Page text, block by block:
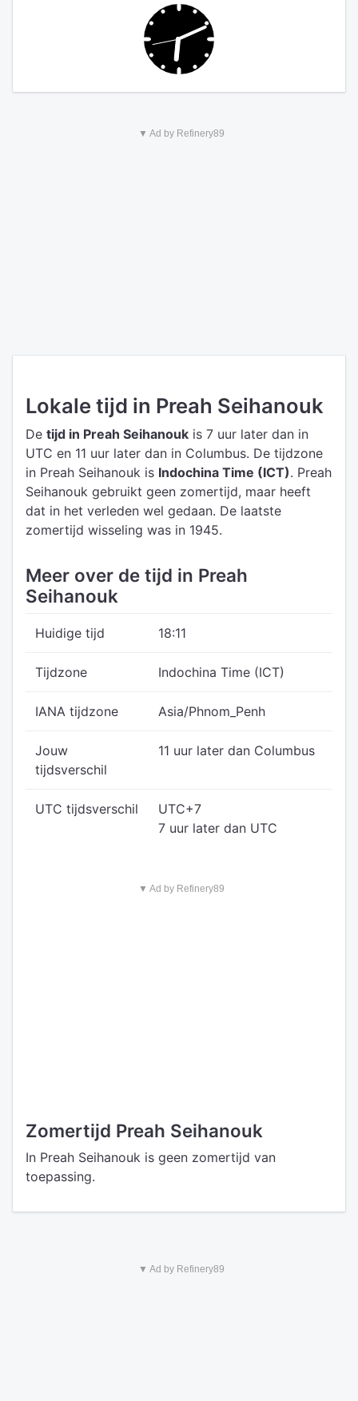
▼ Ad by Refinery89
Lokale tijd in Preah Seihanouk
De tijd in Preah Seihanouk is 7 uur later dan in
UTC en 11 uur later dan in Columbus. De tijdzone
in Preah Seihanouk is Indochina Time (ICT). Preah
Seihanouk gebruikt geen zomertijd, maar heeft
dat in het verleden wel gedaan. De laatste
zomertijd wisseling was in 1945.
Meer over de tijd in Preah
Seihanouk
Huidige tijd 18:11
Tijdzone Indochina Time (ICT)
IANA tijdzone Asia/Phnom_Penh
Jouw
tijdsverschil
11 uur later dan Columbus
UTC tijdsverschil
UTC+7
7 uur later dan UTC
▼ Ad by Refinery89
Zomertijd Preah Seihanouk
In Preah Seihanouk is geen zomertijd van
toepassing.
▼ Ad by Refinery89